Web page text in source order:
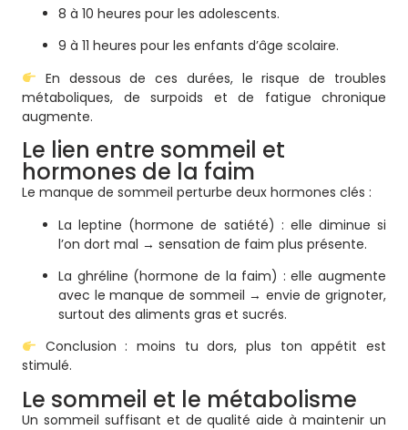
8 à 10 heures pour les adolescents.
9 à 11 heures pour les enfants d’âge scolaire.
En dessous de ces durées, le risque de troubles
métaboliques, de surpoids et de fatigue chronique
augmente.
Le lien entre sommeil et
hormones de la faim
Le manque de sommeil perturbe deux hormones clés :
La leptine (hormone de satiété) : elle diminue si
l’on dort mal → sensation de faim plus présente.
La ghréline (hormone de la faim) : elle augmente
avec le manque de sommeil → envie de grignoter,
surtout des aliments gras et sucrés.
Conclusion : moins tu dors, plus ton appétit est
stimulé.
Le sommeil et le métabolisme
Un sommeil suffisant et de qualité aide à maintenir un